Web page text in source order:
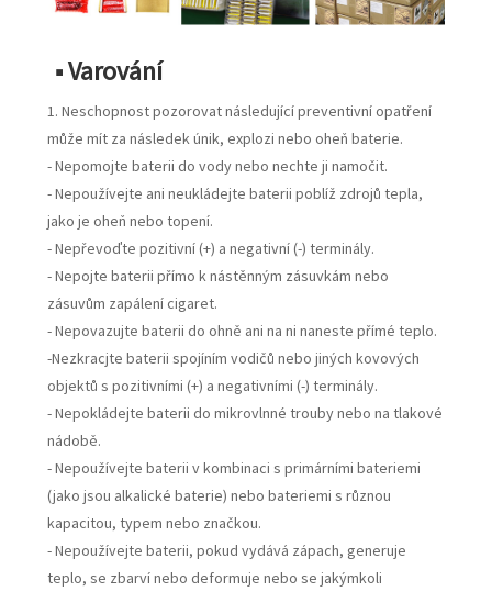
■ Varování
1. Neschopnost pozorovat následující preventivní opatření
může mít za následek únik, explozi nebo oheň baterie.
- Nepomojte baterii do vody nebo nechte ji namočit.
- Nepoužívejte ani neukládejte baterii poblíž zdrojů tepla,
jako je oheň nebo topení.
- Nepřevoďte pozitivní (+) a negativní (-) terminály.
- Nepojte baterii přímo k nástěnným zásuvkám nebo
zásuvům zapálení cigaret.
- Nepovazujte baterii do ohně ani na ni naneste přímé teplo.
-Nezkracjte baterii spojíním vodičů nebo jiných kovových
objektů s pozitivními (+) a negativními (-) terminály.
- Nepokládejte baterii do mikrovlnné trouby nebo na tlakové
nádobě.
- Nepoužívejte baterii v kombinaci s primárními bateriemi
(jako jsou alkalické baterie) nebo bateriemi s různou
kapacitou, typem nebo značkou.
- Nepoužívejte baterii, pokud vydává zápach, generuje
teplo, se zbarví nebo deformuje nebo se jakýmkoli